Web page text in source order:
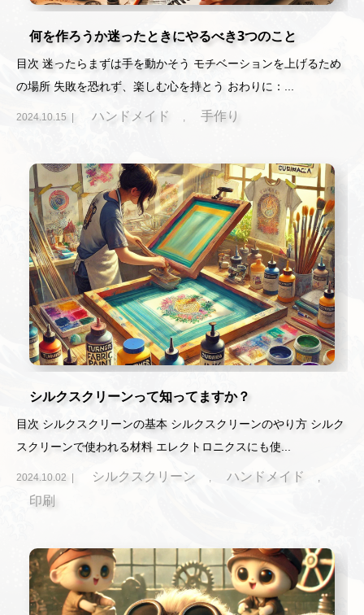
何を作ろうか迷ったときにやるべき3つのこと
目次 迷ったらまずは手を動かそう モチベーションを上げるため
の場所 失敗を恐れず、楽しむ心を持とう おわりに：...
2024.10.15 ハンドメイド , 手作り
シルクスクリーンって知ってますか？
目次 シルクスクリーンの基本 シルクスクリーンのやり方 シルク
スクリーンで使われる材料 エレクトロニクスにも使...
2024.10.02 シルクスクリーン , ハンドメイド ,
印刷